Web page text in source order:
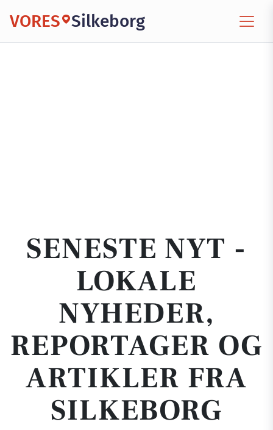
VORES Silkeborg
SENESTE NYT -
LOKALE
NYHEDER,
REPORTAGER OG
ARTIKLER FRA
SILKEBORG